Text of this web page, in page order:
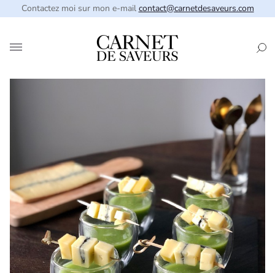
Contactez moi sur mon e-mail contact@carnetdesaveurs.com